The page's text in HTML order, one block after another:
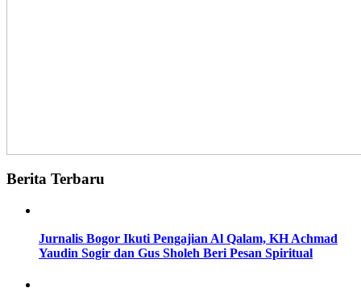
Berita Terbaru
Jurnalis Bogor Ikuti Pengajian Al Qalam, KH Achmad
Yaudin Sogir dan Gus Sholeh Beri Pesan Spiritual